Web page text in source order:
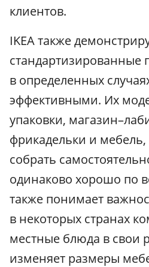
клиентов.
IKEA также
стандартизированные
в определенных
эффективными. Их
упаковки,
фрикадельки и
собрать
одинаково хорошо по
также понимает
в некоторых странах
местные блюда в свои
изменяет размеры